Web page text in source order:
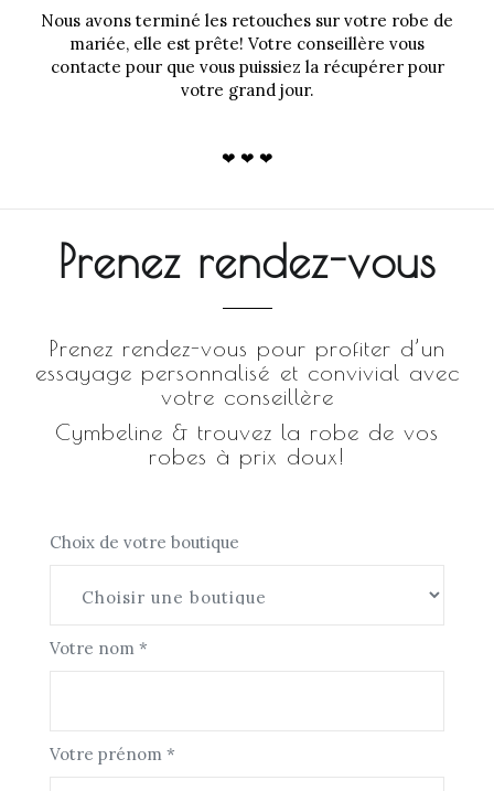
Nous avons terminé les retouches sur votre robe de
mariée, elle est prête! Votre conseillère vous
contacte pour que vous puissiez la récupérer pour
votre grand jour.
❤︎ ❤︎ ❤︎
Prenez rendez-vous
Prenez rendez-vous pour profiter d’un
essayage personnalisé et convivial avec
votre conseillère
Cymbeline & trouvez la robe de vos
robes à prix doux!
Choix de votre boutique
Votre nom *
Votre prénom *